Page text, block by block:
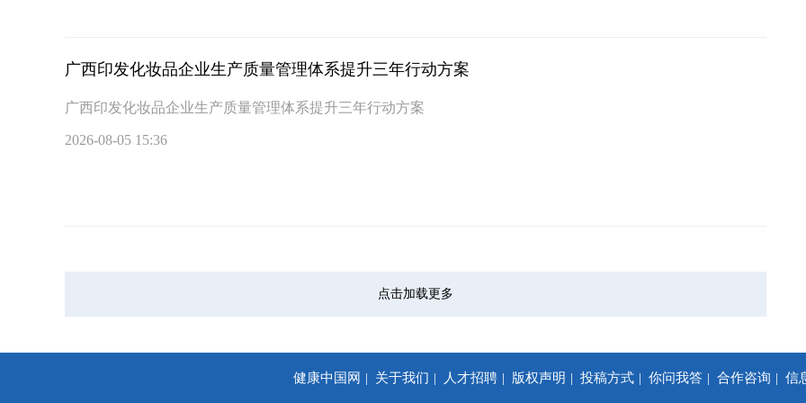
广西印发化妆品企业生产质量管理体系提升三年行动方案
广西印发化妆品企业生产质量管理体系提升三年行动方案
2026-08-05 15:36
点击加载更多
健康中国网 关于我们 人才招聘 版权声明 投稿方式 你问我答 合作咨询 信